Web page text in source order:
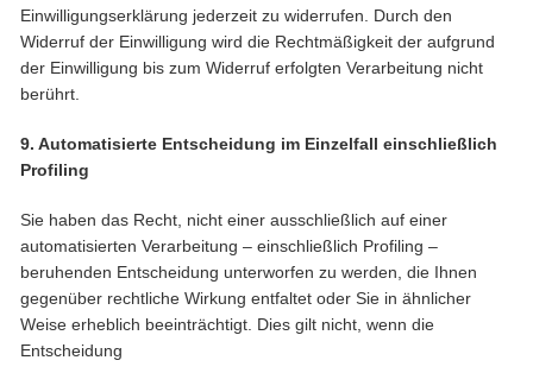
Einwilligungserklärung jederzeit zu widerrufen. Durch den
Widerruf der Einwilligung wird die Rechtmäßigkeit der aufgrund
der Einwilligung bis zum Widerruf erfolgten Verarbeitung nicht
berührt.
9. Automatisierte Entscheidung im Einzelfall einschließlich
Profiling
Sie haben das Recht, nicht einer ausschließlich auf einer
automatisierten Verarbeitung – einschließlich Profiling –
beruhenden Entscheidung unterworfen zu werden, die Ihnen
gegenüber rechtliche Wirkung entfaltet oder Sie in ähnlicher
Weise erheblich beeinträchtigt. Dies gilt nicht, wenn die
Entscheidung